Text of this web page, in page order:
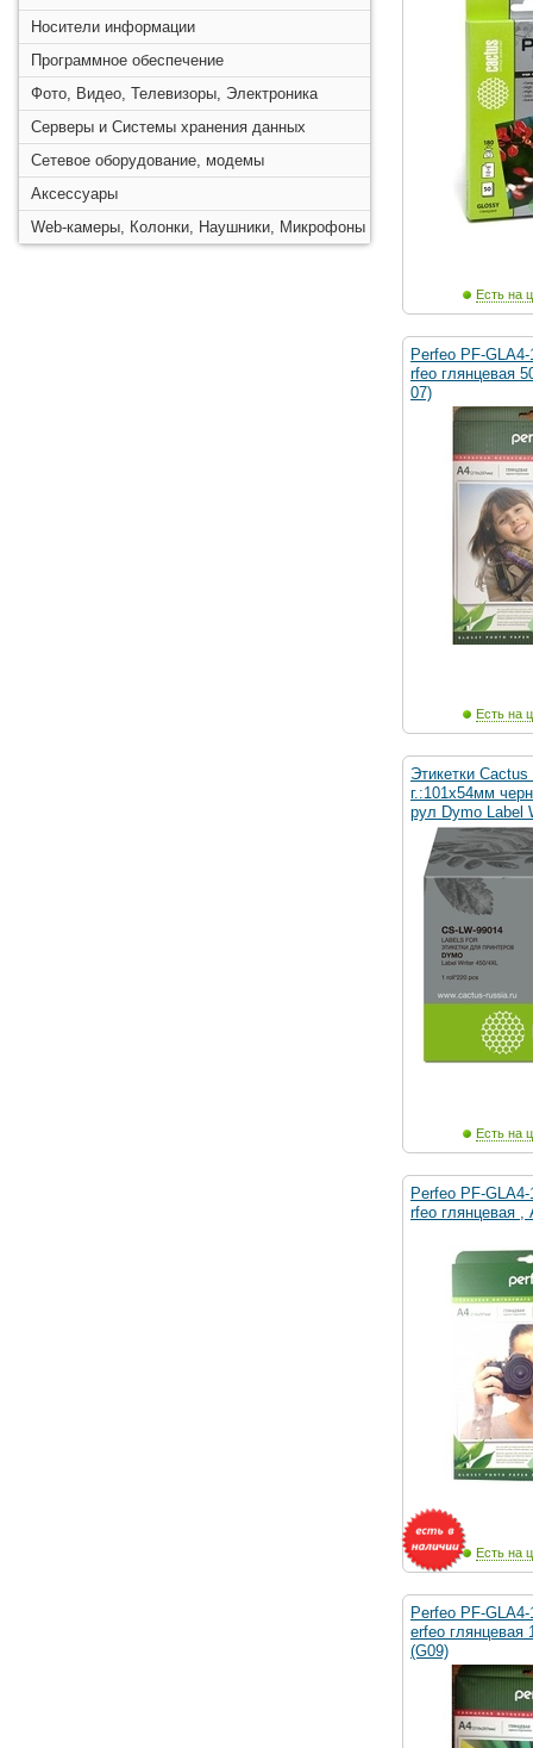
Носители информации
Программное обеспечение
Фото, Видео, Телевизоры, Электроника
Серверы и Системы хранения данных
Сетевое оборудование, модемы
Аксессуары
Web-камеры, Колонки, Наушники, Микрофоны
Есть на
Perfeo PF-
rfeo глянцевая
07)
Есть на
Этикетки
г.:101x54мм
рул Dymo Label
Есть на
Perfeo PF-
rfeo глянцевая
Есть на
Perfeo PF-
erfeo глянцевая
(G09)